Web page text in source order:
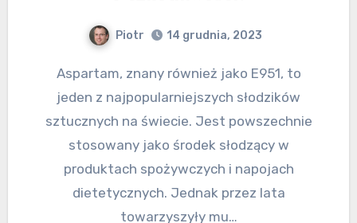
Piotr 14 grudnia, 2023
Aspartam, znany również jako E951, to
jeden z najpopularniejszych słodzików
sztucznych na świecie. Jest powszechnie
stosowany jako środek słodzący w
produktach spożywczych i napojach
dietetycznych. Jednak przez lata
towarzyszyły mu…